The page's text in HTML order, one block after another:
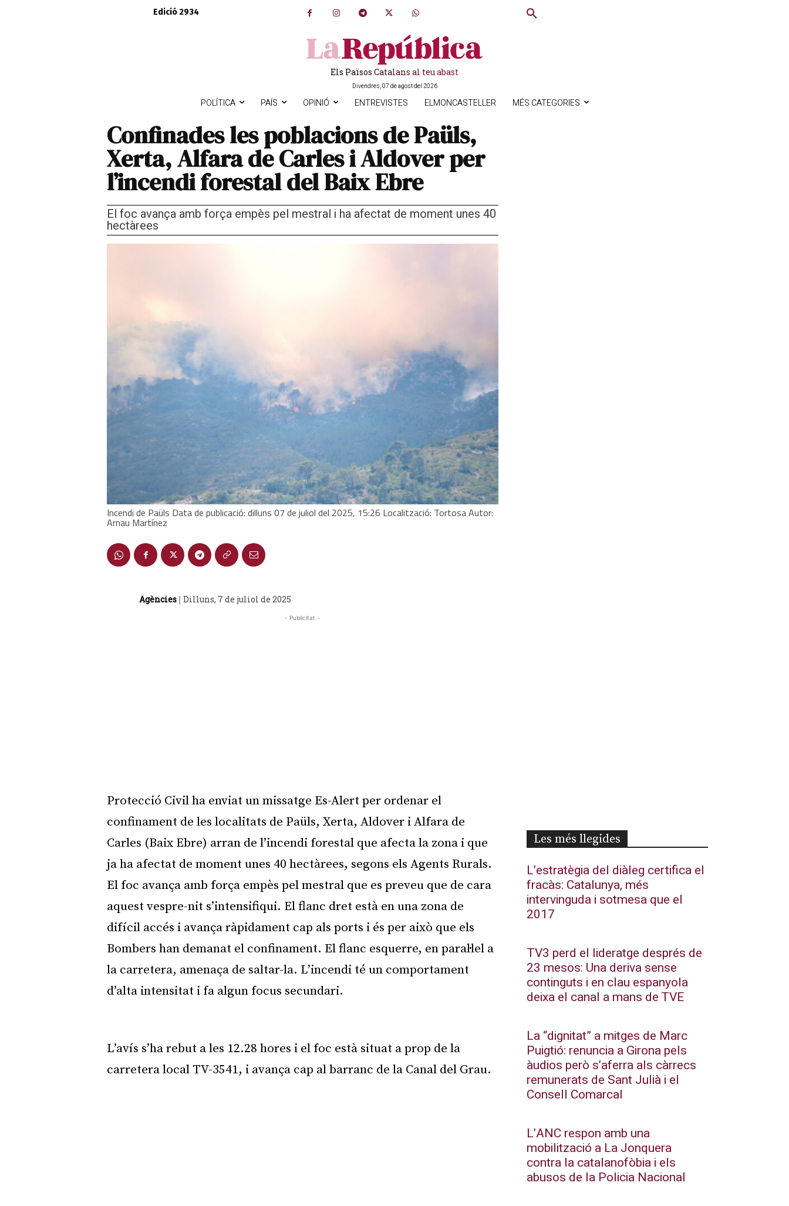
Edició 2934
Els Països Catalans al teu abast
Divendres, 07 de agost del 2026
POLÍTICA PAÍS OPINIÓ ENTREVISTES ELMONCASTELLER MÉS CATEGORIES
Confinades les poblacions de Paüls,
Xerta, Alfara de Carles i Aldover per
l’incendi forestal del Baix Ebre
El foc avança amb força empès pel mestral i ha afectat de moment unes 40
hectàrees
Incendi de Paüls Data de publicació: dilluns 07 de juliol del 2025, 15:26 Localització: Tortosa Autor:
Arnau Martínez
Agències | Dilluns, 7 de juliol de 2025
- Publicitat -
Protecció Civil ha enviat un missatge Es-Alert per ordenar el
confinament de les localitats de Paüls, Xerta, Aldover i Alfara de
Carles (Baix Ebre) arran de l’incendi forestal que afecta la zona i que
ja ha afectat de moment unes 40 hectàrees, segons els Agents Rurals.
El foc avança amb força empès pel mestral que es preveu que de cara
aquest vespre-nit s’intensifiqui. El flanc dret està en una zona de
difícil accés i avança ràpidament cap als ports i és per això que els
Bombers han demanat el confinament. El flanc esquerre, en paral·lel a
la carretera, amenaça de saltar-la. L’incendi té un comportament
d’alta intensitat i fa algun focus secundari.
L’avís s’ha rebut a les 12.28 hores i el foc està situat a prop de la
carretera local TV-3541, i avança cap al barranc de la Canal del Grau.
Les més llegides
L’estratègia del diàleg certifica el
fracàs: Catalunya, més
intervinguda i sotmesa que el
2017
TV3 perd el lideratge després de
23 mesos: Una deriva sense
continguts i en clau espanyola
deixa el canal a mans de TVE
La “dignitat” a mitges de Marc
Puigtió: renuncia a Girona pels
àudios però s’aferra als càrrecs
remunerats de Sant Julià i el
Consell Comarcal
L’ANC respon amb una
mobilització a La Jonquera
contra la catalanofòbia i els
abusos de la Policia Nacional